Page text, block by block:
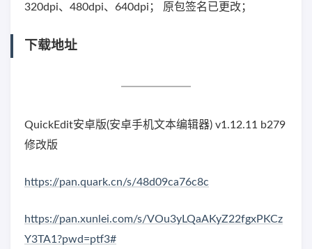
320dpi、480dpi、640dpi； 原包签名已更改；
下载地址
QuickEdit安卓版(安卓手机文本编辑器) v1.12.11 b279
修改版
https://pan.quark.cn/s/48d09ca76c8c
https://pan.xunlei.com/s/VOu3yLQaAKyZ22fgxPKCz
Y3TA1?pwd=ptf3#